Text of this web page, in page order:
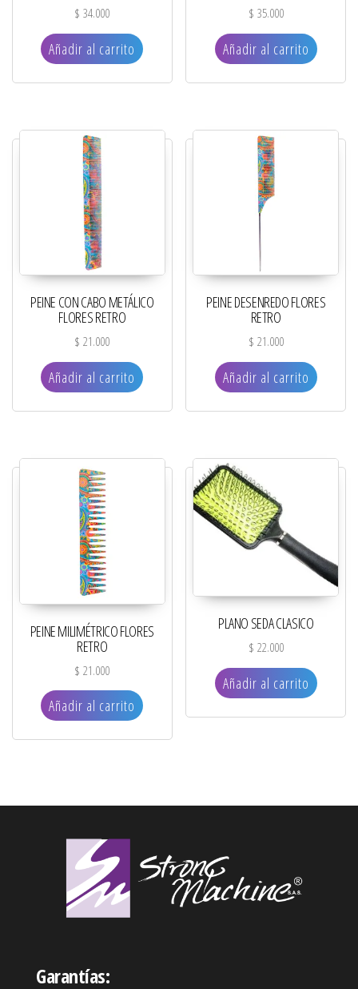
$ 34.000
Añadir al carrito
$ 35.000
Añadir al carrito
PEINE CON CABO METÁLICO
FLORES RETRO
$ 21.000
Añadir al carrito
PEINE DESENREDO FLORES
RETRO
$ 21.000
Añadir al carrito
PEINE MILIMÉTRICO FLORES
RETRO
$ 21.000
Añadir al carrito
PLANO SEDA CLASICO
$ 22.000
Añadir al carrito
Garantías: